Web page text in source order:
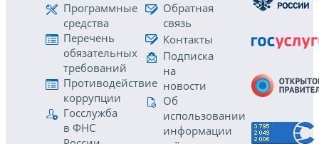
Программные
средства
Перечень
обязательных
требований
Противодействие
коррупции
Госслужба
в ФНС
Обратная
связь
Контакты
Подписка
на
новости
Об
использовании
информации